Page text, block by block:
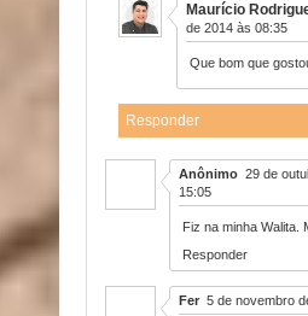
Maurício
de 2014 às 08:35
Que bom que
Responder
Anônimo 29 de
15:05
Fiz na minha Walita.
Responder
Fer 5 de novembro